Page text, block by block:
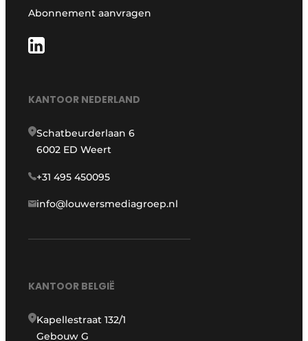
Abonnement aanvragen
KANTOOR NEDERLAND
Schatbeurderlaan 6
6002 ED Weert
+31 495 450095
info@louwersmediagroep.nl
KANTOOR BELGIË
Kapellestraat 132/1
Gebouw G